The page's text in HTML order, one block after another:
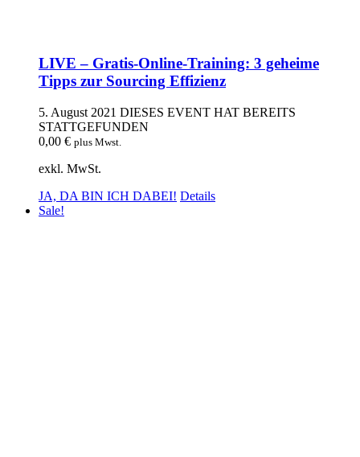
LIVE – Gratis-Online-Training: 3 geheime
Tipps zur Sourcing Effizienz
5. August 2021 DIESES EVENT HAT BEREITS
STATTGEFUNDEN
0,00 € plus Mwst.
exkl. MwSt.
JA, DA BIN ICH DABEI! Details
Sale!